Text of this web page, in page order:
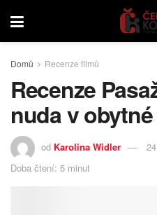
Domů Recenze filmů
Recenze
nuda v
od Karolina Widler
Doba čtení: 5 minut